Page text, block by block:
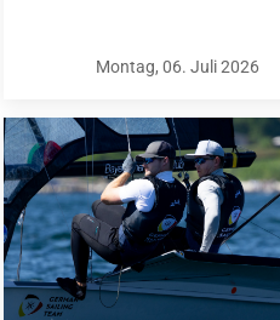
Montag, 06. Juli 2026